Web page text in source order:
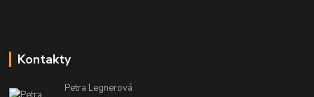
Kontakty
Petra Legnerová